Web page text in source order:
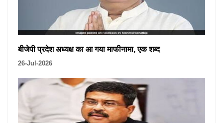
बीजेपी प्रदेश अध्यक्ष का आ गया माफीनामा, एक शब्द
26-Jul-2026